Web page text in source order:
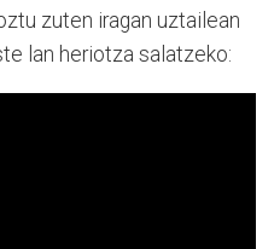
zuten iragan uztailean
lan heriotza salatzeko: